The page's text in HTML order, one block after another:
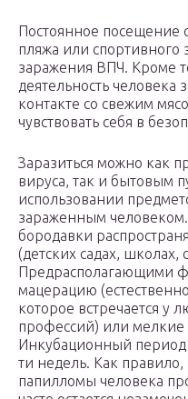
Постоянное посещение
пляжа или спортивного
заражения ВПЧ. Кроме
деятельность человека
контакте со свежим
чувствовать себя в
Заразиться можно как
вируса, так и бытовым
использовании
зараженным
бородавки
(детских садах, школах,
Предрасполагающими
мацерацию
которое встречается у
профессий) или
Инкубационный период
ти недель. Как
папилломы человека